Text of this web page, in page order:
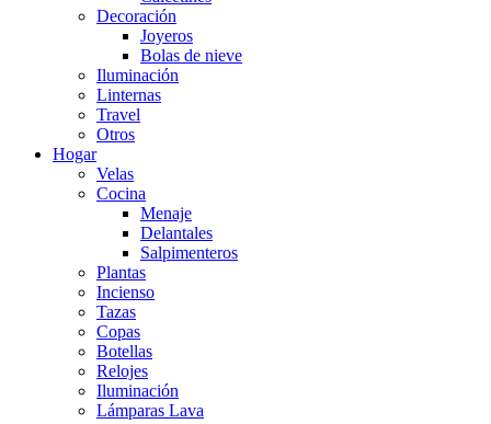
Decoración
Joyeros
Bolas de nieve
Iluminación
Linternas
Travel
Otros
Hogar
Velas
Cocina
Menaje
Delantales
Salpimenteros
Plantas
Incienso
Tazas
Copas
Botellas
Relojes
Iluminación
Lámparas Lava